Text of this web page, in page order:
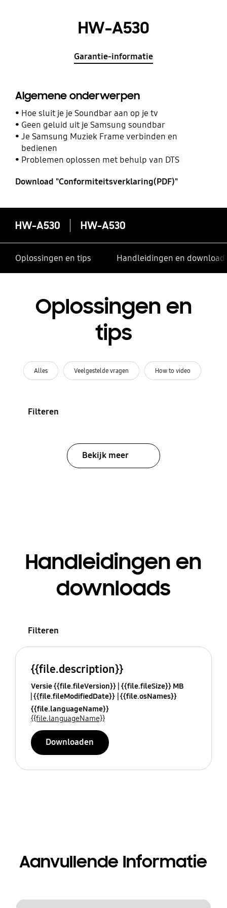
HW-A530
Garantie-informatie
Algemene onderwerpen
Hoe sluit je je Soundbar aan op je tv
Geen geluid uit je Samsung soundbar
Je Samsung Muziek Frame verbinden en
bedienen
Problemen oplossen met behulp van DTS
Download "Conformiteitsverklaring(PDF)"
HW-A530 HW-A530
Oplossingen en tips Handleidingen en
Oplossingen en
tips
Alles Veelgestelde vragen How to video
Filteren
Bekijk meer
Handleidingen en
downloads
Filteren
{{file.description}}
Versie {{file.fileVersion}} {{file.fileSize}} MB
{{file.fileModifiedDate}} {{file.osNames}}
{{file.languageName}}
{{file.languageName}}
Downloaden
Aanvullende Informatie